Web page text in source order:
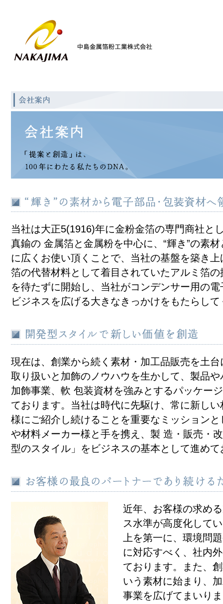
当社は大正5(1916)年に金粉金箔の専門商社と
真鍮の 金属箔と金属粉を中心に、“輝き”の素
に広くお使い頂くことで、当社の基盤を築き
箔の代替材料として着目されていたアルミ箔
を待たずに開始し、当社がコンデンサー用の
ビジネスを広げる大きなきっかけをもたらし
現在は、創業から続く素材・加工品販売を土
取り扱いと加飾のノウハウを生かして、製品
加飾事業、軟 包装資材を強みとするパッケー
ております。当社は時代に先駆け、常に新し
様にご紹介し続けることを重要なミッション
や材料メーカー様と手を携え、製 造・販売・
型のスタイル」をビジネスの基本として進めて
近年、お客様の求め
ス水準が高度化して
上を第一に、環境問
に対応すべく、社内
ております。また、
いう素材に始まり、
事業を広げてまいり